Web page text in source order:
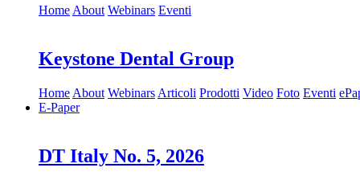
HomeAbout Webinars Eventi
Keystone Dental Group
Home About Webinars Articoli Prodotti Video Foto Eventi
E-Paper
DT Italy No. 5, 2026